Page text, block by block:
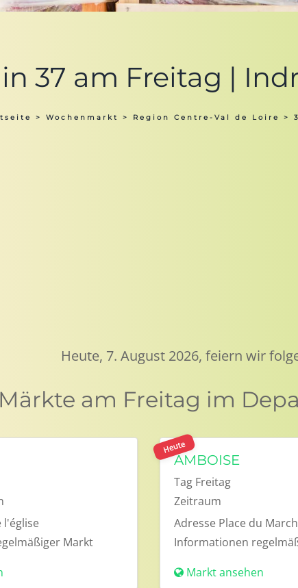
37 am Freitag |
> Wochenmarkt > Region Centre-Val de Loire >
Heute, 7. August 2026, feiern wir
am Freitag im
l'église
Markt
Heute
AMBOISE
Tag Freitag
Zeitraum
Adresse Place du
Informationen
Markt ansehen